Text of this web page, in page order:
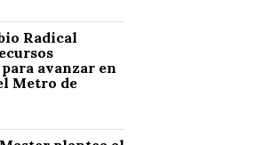
Radical
avanzar en
Metro de